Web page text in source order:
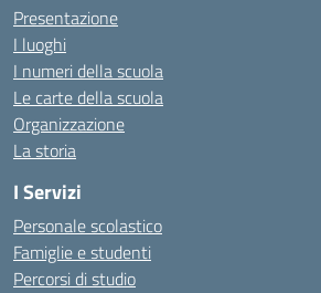
Presentazione
I luoghi
I numeri della scuola
Le carte della scuola
Organizzazione
La storia
I Servizi
Personale scolastico
Famiglie e studenti
Percorsi di studio